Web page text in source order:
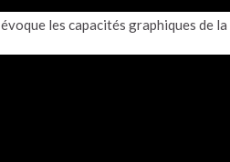
évoque les capacités graphiques de la